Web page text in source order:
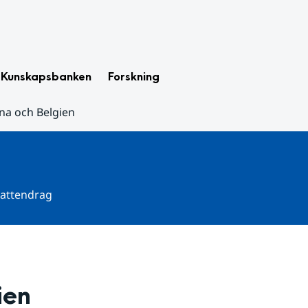
Kunskapsbanken Forskning
och Belgien